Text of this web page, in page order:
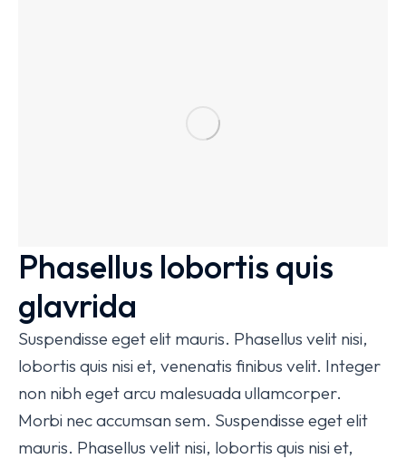
Phasellus lobortis quis
glavrida
Suspendisse eget elit mauris. Phasellus velit nisi,
lobortis quis nisi et, venenatis finibus velit. Integer
non nibh eget arcu malesuada ullamcorper.
Morbi nec accumsan sem. Suspendisse eget elit
mauris. Phasellus velit nisi, lobortis quis nisi et,